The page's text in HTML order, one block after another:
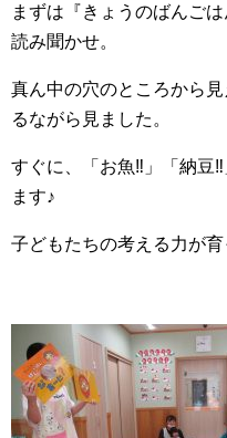
まずは『きょうのばんご
読み聞かせ。
真ん中の穴のところから
るながら見ました。
すぐに、「お魚‼」「納豆
ます♪
子どもたちの考える力が